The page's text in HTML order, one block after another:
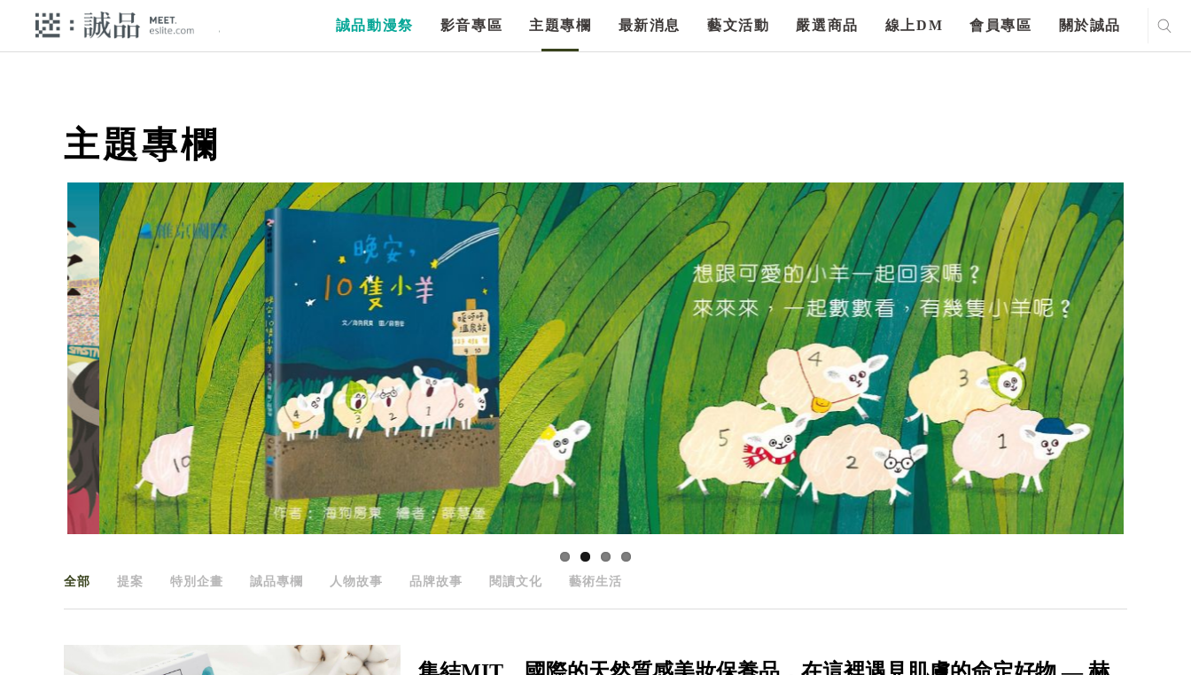
誠品動漫祭 影音專區 主題專欄 最新消息 藝文活動 嚴選商品 線上DM 會員專區 關於誠品
主題專欄
全部 提案 特別企畫 誠品專欄 人物故事 品牌故事 閱讀文化 藝術生活